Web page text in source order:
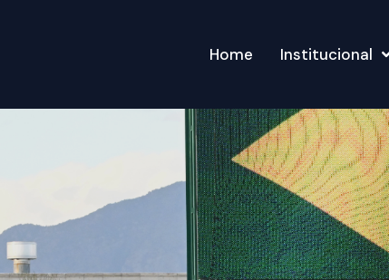
Home Institucional